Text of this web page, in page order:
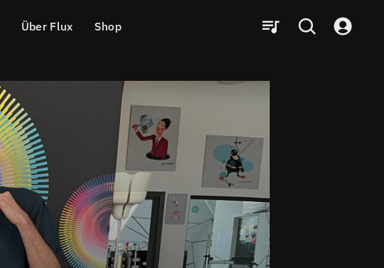
Über Flux Shop